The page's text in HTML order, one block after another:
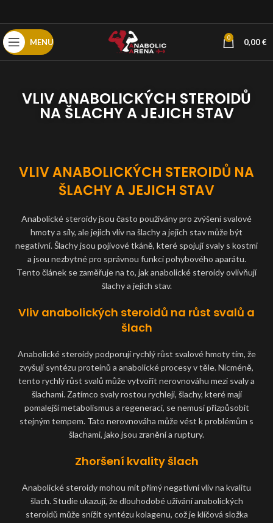
MENU 0 0,00€
VLIV ANABOLICKÝCH STEROIDŮ
NA ŠLACHY A JEJICH STAV
VLIV ANABOLICKÝCH STEROIDŮ NA
ŠLACHY A JEJICH STAV
Anabolické steroidy jsou často používány pro zvýšení svalové
hmoty a síly, ale jejich vliv na šlachy a jejich stav může být
negativní. Šlachy jsou pojivové tkáně, které spojují svaly s kostmi
a jsou nezbytné pro správnou funkci pohybového aparátu.
Tento článek se zaměřuje na to, jak anabolické steroidy ovlivňují
šlachy a jejich stav.
Vliv anabolických steroidů na růst svalů a
šlach
Anabolické steroidy podporují rychlý růst svalové hmoty tím, že
zvyšují syntézu proteinů a anabolické procesy v těle. Nicméně,
tento rychlý růst svalů může vytvořit nerovnováhu mezi svaly a
šlachami. Zatímco svaly rostou rychleji, šlachy, které mají
pomalejší metabolismus a regeneraci, se nemusí přizpůsobit
stejným tempem. Tato nerovnováha může vést k problémům s
šlachami, jako jsou zranění a ruptury.
Zhoršení kvality šlach
Anabolické steroidy mohou mít přímý negativní vliv na kvalitu
šlach. Studie ukazují, že dlouhodobé užívání anabolických
steroidů může snížit syntézu kolagenu, což je klíčová složka